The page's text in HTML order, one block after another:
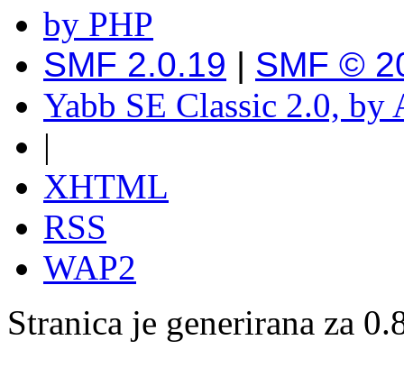
SMF 2.0.19 | SMF ©
Yabb SE Classic 2.0, by
|
XHTML
RSS
WAP2
Stranica je generirana za